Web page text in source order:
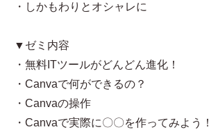
・しかもわりとオシャレに
▼ゼミ内容
・無料ITツールがどんどん進化！
・Canvaで何ができるの？
・Canvaの操作
・Canvaで実際に〇〇を作ってみよう！